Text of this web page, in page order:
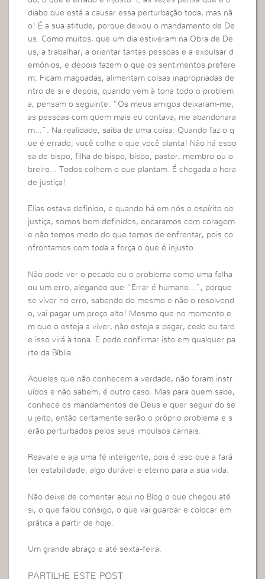
diabo que está a causar essa perturbação toda, mas nã
o! É a sua atitude, porque deixou o mandamento de De
us. Como muitos, que um dia estiveram na Obra de De
us, a trabalhar, a orientar tantas pessoas e a expulsar d
emónios, e depois fazem o que os sentimentos prefere
m: Ficam magoadas, alimentam coisas inapropriadas de
ntro de si e depois, quando vem à tona todo o problem
a, pensam o seguinte: “Os meus amigos deixaram-me,
as pessoas com quem mais eu contava, me abandonara
m…”. Na realidade, saiba de uma coisa: Quando faz o q
ue é errado, você colhe o que você planta! Não há espo
sa de bispo, filha de bispo, bispo, pastor, membro ou o
breiro… Todos colhem o que plantam. É chegada a hora
de justiça!
Elias estava definido, e quando há em nós o espírito de
justiça, somos bem definidos, encaramos com coragem
e não temos medo do que temos de enfrentar, pois co
nfrontamos com toda a força o que é injusto.
Não pode ver o pecado ou o problema como uma falha
ou um erro, alegando que “Errar é humano…”, porque
se viver no erro, sabendo do mesmo e não o resolvend
o, vai pagar um preço alto! Mesmo que no momento e
m que o esteja a viver, não esteja a pagar, cedo ou tard
e isso virá à tona. E pode confirmar isto em qualquer pa
rte da Bíblia.
Aqueles que não conhecem a verdade, não foram instr
uídos e não sabem, é outro caso. Mas para quem sabe,
conhece os mandamentos de Deus e quer seguir do se
u jeito, então certamente serão o próprio problema e s
erão perturbados pelos seus impulsos carnais.
Reavalie e aja uma fé inteligente, pois é isso que a fará
ter estabilidade, algo durável e eterno para a sua vida.
Não deixe de comentar aqui no Blog o que chegou até
si, o que falou consigo, o que vai guardar e colocar em
prática a partir de hoje.
Um grande abraço e até sexta-feira.
PARTILHE ESTE POST